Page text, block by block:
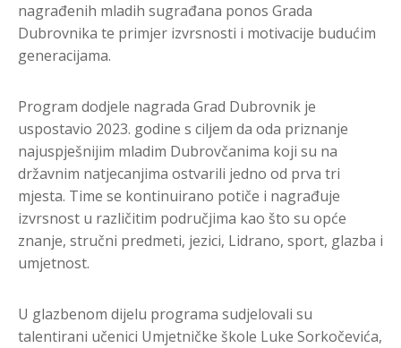
nagrađenih mladih sugrađana ponos Grada
Dubrovnika te primjer izvrsnosti i motivacije budućim
generacijama.
Program dodjele nagrada Grad Dubrovnik je
uspostavio 2023. godine s ciljem da oda priznanje
najuspješnijim mladim Dubrovčanima koji su na
državnim natjecanjima ostvarili jedno od prva tri
mjesta. Time se kontinuirano potiče i nagrađuje
izvrsnost u različitim područjima kao što su opće
znanje, stručni predmeti, jezici, Lidrano, sport, glazba i
umjetnost.
U glazbenom dijelu programa sudjelovali su
talentirani učenici Umjetničke škole Luke Sorkočevića,